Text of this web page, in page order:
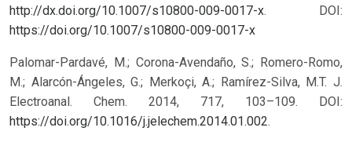
http://dx.doi.org/10.1007/s10800-009-0017-x.
DOI:
https://doi.org/10.1007/s10800-009-0017-x
Palomar-Pardavé, M.; Corona-Avendaño, S.; Romero-Romo,
M.; Alarcón-Ángeles, G.; Merkoçi, A.; Ramírez-Silva, M.T. J.
Electroanal. Chem. 2014, 717, 103–109. DOI:
https://doi.org/10.1016/j.jelechem.2014.01.002.